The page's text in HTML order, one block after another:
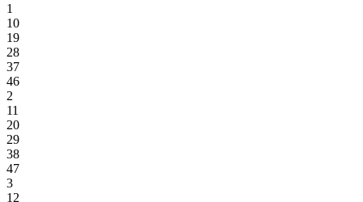
1
10
19
28
37
46
2
11
20
29
38
47
3
12